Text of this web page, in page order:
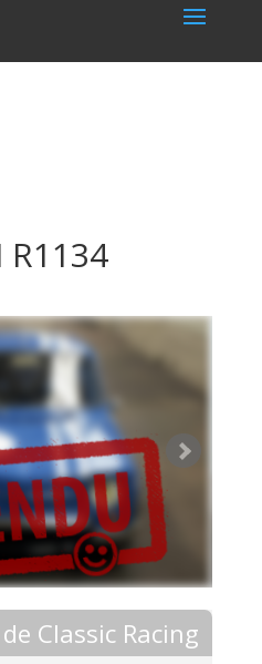
R1134
de Classic Racing